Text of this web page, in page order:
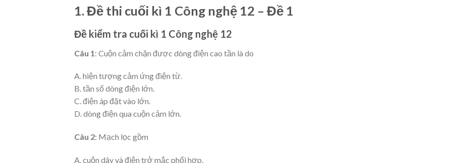
1. Đề thi cuối kì 1 Công nghệ 12 – Đề 1
Đề kiểm tra cuối kì 1 Công nghệ 12
Câu 1 : Cuộn cảm chặn được dòng điện cao tần là do
A. hiện tượng cảm ứng điện từ.
B. tần số dòng điện lớn.
C. điện áp đặt vào lớn.
D. dòng điện qua cuộn cảm lớn.
Câu 2: Mạch lọc gồm
A. cuộn dây và điện trở mắc phối hợp.